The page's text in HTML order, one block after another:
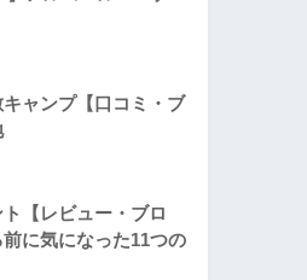
ャンプ【口コミ・ブ
【レビュー・ブロ
に気になった11つの